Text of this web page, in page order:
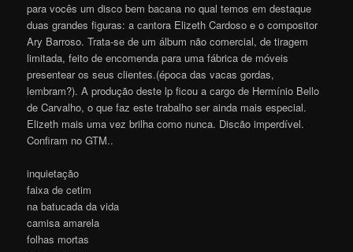
para vocês um disco bem bacana no qual temos em destaque
duas grandes figuras: a cantora Elizeth Cardoso e o compositor
Ary Barroso. Trata-se de um álbum não comercial, de tiragem
limitada, feito de encomenda para uma fábrica de móveis
presentear os seus clientes.(época das vacas gordas,
lembram?). A produção deste lp ficou a cargo de Hermínio Bello
de Carvalho, o que faz este trabalho ser ainda mais especial.
Elizeth mais uma vez brilha como nunca. Discão imperdível.
Confiram no GTM..
inquietação
faixa de cetim
na batucada da vida
camisa amarela
folhas mortas